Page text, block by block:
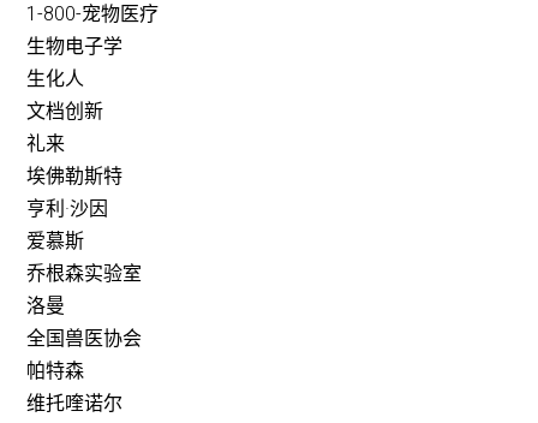
1-800-宠物医疗
生物电子学
生化人
文档创新
礼来
埃佛勒斯特
亨利·沙因
爱慕斯
乔根森实验室
洛曼
全国兽医协会
帕特森
维托喹诺尔